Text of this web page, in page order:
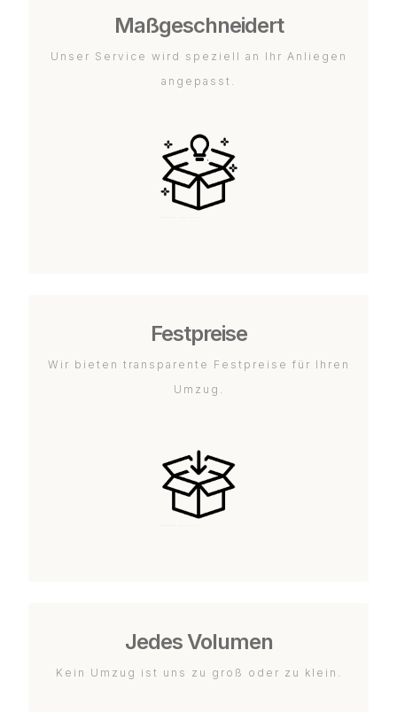
Maßgeschneidert
Unser Service wird speziell an Ihr Anliegen
angepasst.
Festpreise
Wir bieten transparente Festpreise für Ihren
Umzug.
Jedes Volumen
Kein Umzug ist uns zu groß oder zu klein.